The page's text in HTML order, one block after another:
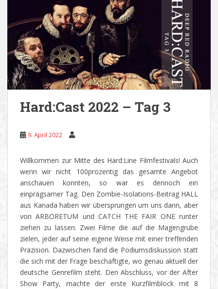
Hard:Cast 2022 – Tag 3
9. April 2022
Willkommen zur Mitte des Hard:Line Filmfestivals! Auch
wenn wir nicht 100prozentig das gesamte Angebot
anschauen konnten, so war es dennoch ein
einprägsamer Tag. Den Zombie-Isolations-Beitrag HALL
aus Kanada haben wir übersprungen um uns dann, aber
von ARBORETUM und CATCH THE FAIR ONE runter
ziehen zu lassen. Zwei Filme die auf die Magengrube
zielen, jeder auf seine eigene Weise mit einer treffenden
Präzision. Dazwischen fand die Podiumsdiskussion statt
die sich mit der Frage beschäftigte, wo genau aktuell der
deutsche Genrefilm steht. Den Abschluss, vor der After
Show Party, machte der erste Kurzfilmblock mit 8